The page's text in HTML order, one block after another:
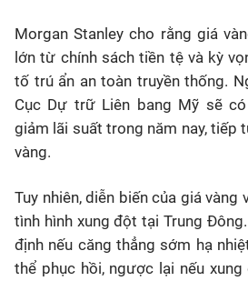
Morgan Stanley cho rằng giá
lớn từ chính sách tiền tệ và kỳ
tố trú ẩn an toàn truyền thống.
Cục Dự trữ Liên bang Mỹ sẽ
giảm lãi suất trong năm nay, tiếp
vàng.
Tuy nhiên, diễn biến của giá vàng
tình hình xung đột tại Trung
định nếu căng thẳng sớm hạ
thể phục hồi, ngược lại nếu